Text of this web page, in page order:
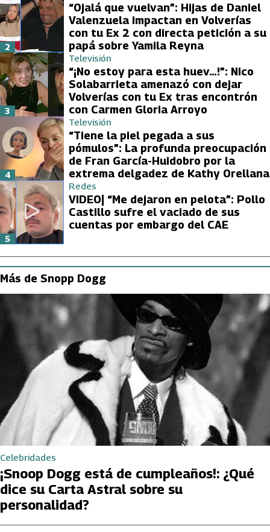
“Ojalá que vuelvan”: Hijas de Daniel
Valenzuela impactan en Volverías
con tu Ex 2 con directa petición a su
papá sobre Yamila Reyna
2
Televisión
“¡No estoy para esta huev…!”: Nico
Solabarrieta amenazó con dejar
Volverías con tu Ex tras encontrón
con Carmen Gloria Arroyo
3
Televisión
“Tiene la piel pegada a sus
pómulos”: La profunda preocupación
de Fran García-Huidobro por la
extrema delgadez de Kathy Orellana
4
Redes
VIDEO| “Me dejaron en pelota”: Pollo
Castillo sufre el vaciado de sus
cuentas por embargo del CAE
5
Más de Snopp Dogg
Celebridades
¡Snoop Dogg está de cumpleaños!: ¿Qué
dice su Carta Astral sobre su
personalidad?